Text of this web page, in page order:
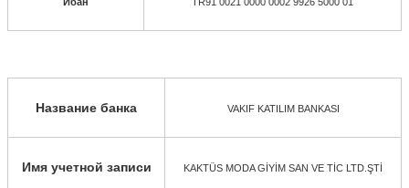
Название банка VAKIF KATILIM BANKASI
Имя учетной записи KAKTÜS MODA GİYİM SAN VE TİC LTD.ŞTİ